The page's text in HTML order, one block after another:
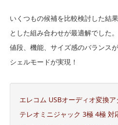
いくつもの候補を比較検討した結
とした組み合わせが最適解でした。
値段、機能、サイズ感のバランス
シェルモードが実現！
エレコム USBオーディオ変換
テレオミニジャック 3極 4極 対